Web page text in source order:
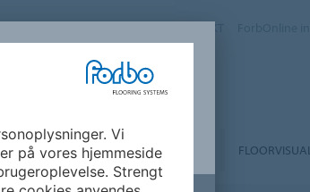
GUIDE &
INSPIRATION
FORHANDLER
Vi
på vores hjemmeside
Strengt